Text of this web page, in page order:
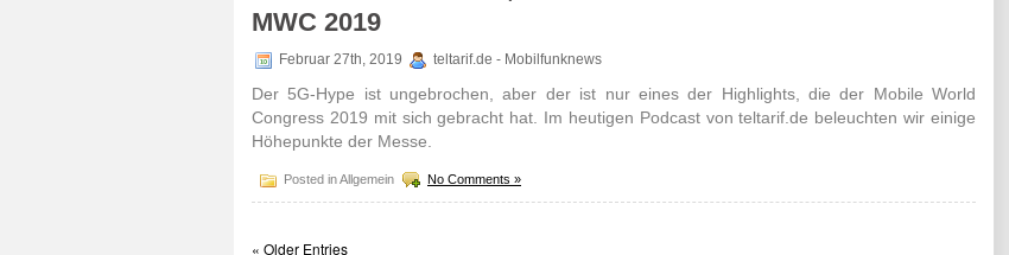
MWC 2019
Februar 27th, 2019 teltarif.de - Mobilfunknews
Der 5G-Hype ist ungebrochen, aber der ist nur eines der Highlights, die der Mobile World
Congress 2019 mit sich gebracht hat. Im heutigen Podcast von teltarif.de beleuchten wir einige
Höhepunkte der Messe.
Posted in Allgemein No Comments »
« Older Entries